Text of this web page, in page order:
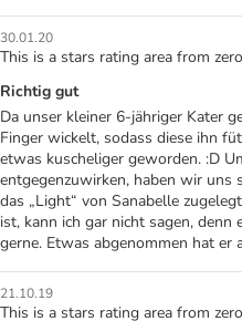
30.01.20
This is a stars rating area from
Richtig gut
Da unser kleiner 6-jähriger Kater
Finger wickelt, sodass diese ihn
etwas kuscheliger geworden. :D
entgegenzuwirken, haben wir
das „Light“ von Sanabelle
ist, kann ich gar nicht sagen,
gerne. Etwas abgenommen hat er
21.10.19
This is a stars rating area from